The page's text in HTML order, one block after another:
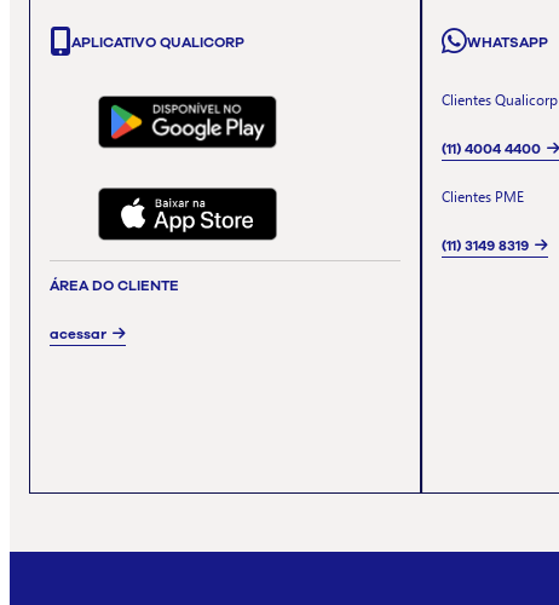
APLICATIVO QUALICORP
ÁREA DO CLIENTE
acessar
WHATSAPP
Clientes Qualicorp
(11) 4004 4400
Clientes PME
(11) 3149 8319